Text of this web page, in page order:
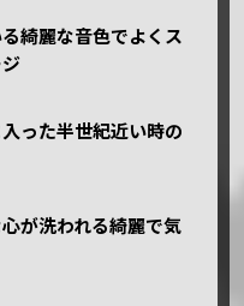
綺麗な音色でよくス
った半世紀近い時の
が洗われる綺麗で気